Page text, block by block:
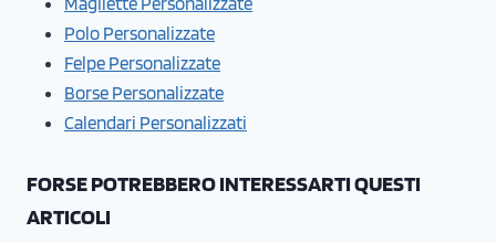
Polo Personalizzate
Felpe Personalizzate
Borse Personalizzate
Calendari Personalizzati
FORSE POTREBBERO INTERESSARTI QUESTI
ARTICOLI